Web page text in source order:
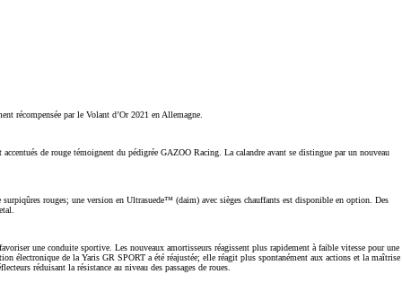
récompensée par le Volant d’Or 2021 en Allemagne.
de rouge témoignent du pédigrée GAZOO Racing. La calandre avant se distingue par un nouveau
rouges; une version en Ultrasuede™ (daim) avec sièges chauffants est disponible en option. Des
une conduite sportive. Les nouveaux amortisseurs réagissent plus rapidement à faible vitesse pour une
électronique de la Yaris GR SPORT a été réajustée; elle réagit plus spontanément aux actions et la maîtrise
réduisant la résistance au niveau des passages de roues.